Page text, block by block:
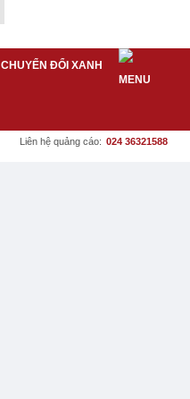
CHUYỂN ĐỔI XANH
Liên hệ quảng cáo: 024 36321588